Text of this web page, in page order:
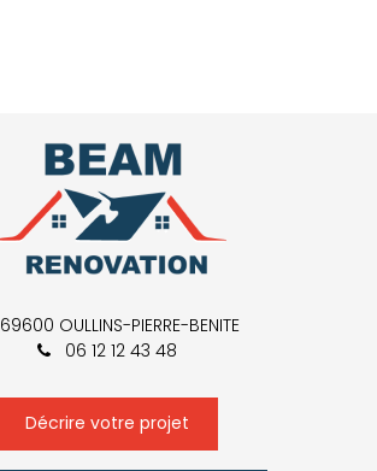
69600 OULLINS-PIERRE-BENITE
06 12 12 43 48
Décrire votre projet